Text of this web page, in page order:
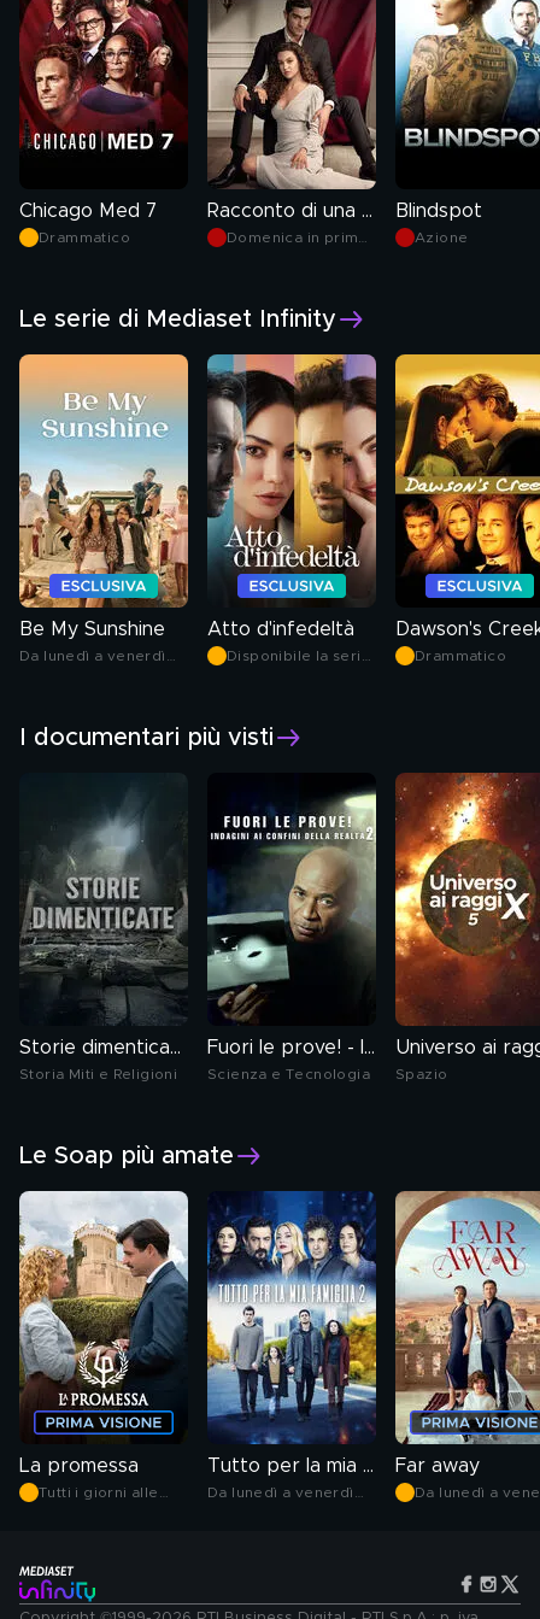
Chicago Med 7
Drammatico
Racconto di una notte
Domenica in prima
Blindspot
Azione
Le serie di Mediaset Infinity
Be My Sunshine
Da lunedì a venerdì
Atto d'infedeltà
Disponibile la serie
Dawson's
Drammatico
I documentari più visti
Storie dimenticate
Storia Miti e Religioni
Fuori le prove! - Indagini ai confini della realtà 2
Scienza e Tecnologia Spazio
Le Soap più amate
La promessa
Tutti i giorni alle
Tutto per la mia famiglia 2
Da lunedì a venerdì
Far away
Da lunedì a